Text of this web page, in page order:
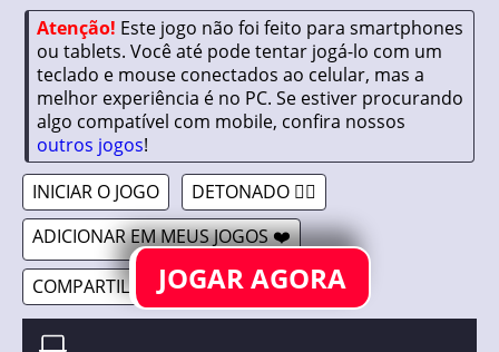
Atenção! Este jogo não foi feito para smartphones
ou tablets. Você até pode tentar jogá-lo com um
teclado e mouse conectados ao celular, mas a
melhor experiência é no PC. Se estiver procurando
algo compatível com mobile, confira nossos
outros jogos!
INICIAR O JOGO
DETONADO 🤷‍♂️
ADICIONAR EM MEUS JOGOS ❤️
COMPARTILHAR 🔗JOGAR AGORA
SARAH //